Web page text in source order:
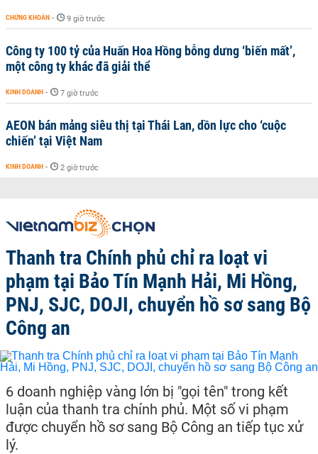
CHỨNG KHOÁN - 9 giờ trước
Công ty 100 tỷ của Huấn Hoa Hồng bỗng dưng ‘biến mất’,
một công ty khác đã giải thể
KINH DOANH - 7 giờ trước
AEON bán mảng siêu thị tại Thái Lan, dồn lực cho ‘cuộc
chiến’ tại Việt Nam
KINH DOANH - 2 giờ trước
Thanh tra Chính phủ chỉ ra loạt vi
phạm tại Bảo Tín Mạnh Hải, Mi Hồng,
PNJ, SJC, DOJI, chuyển hồ sơ sang Bộ
Công an
6 doanh nghiệp vàng lớn bị "gọi tên" trong kết
luận của thanh tra chính phủ. Một số vi phạm
được chuyển hồ sơ sang Bộ Công an tiếp tục xử
lý.